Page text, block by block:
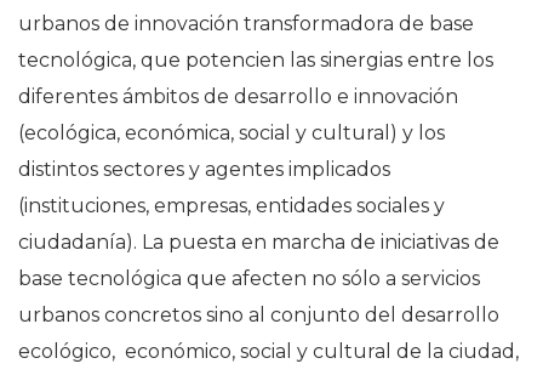
urbanos de innovación transformadora de base
tecnológica, que potencien las sinergias entre los
diferentes ámbitos de desarrollo e innovación
(ecológica, económica, social y cultural) y los
distintos sectores y agentes implicados
(instituciones, empresas, entidades sociales y
ciudadanía). La puesta en marcha de iniciativas de
base tecnológica que afecten no sólo a servicios
urbanos concretos sino al conjunto del desarrollo
ecológico, económico, social y cultural de la ciudad,